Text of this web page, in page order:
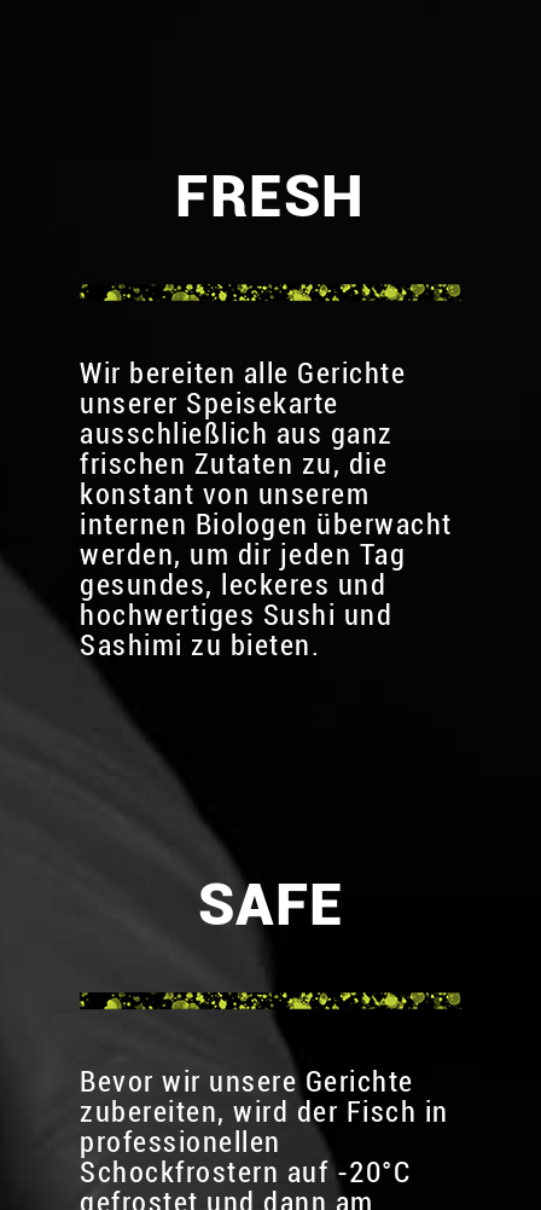
FRESH
Wir bereiten alle Gerichte
unserer Speisekarte
ausschließlich aus ganz
frischen Zutaten zu, die
konstant von unserem
internen Biologen überwacht
werden, um dir jeden Tag
gesundes, leckeres und
hochwertiges Sushi und
Sashimi zu bieten.
SAFE
Bevor wir unsere Gerichte
zubereiten, wird der Fisch in
professionellen
Schockfrostern auf -20°C
gefrostet und dann am